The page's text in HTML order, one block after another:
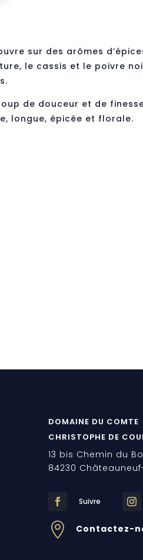
sur des arômes
le cassis et le poivre
de douceur et de
longue, épicée et florale.
DOMAINE DU COMTE
CHRISTOPHE DE
13 bis Chemin du
84230
Suivre
 Contactez-